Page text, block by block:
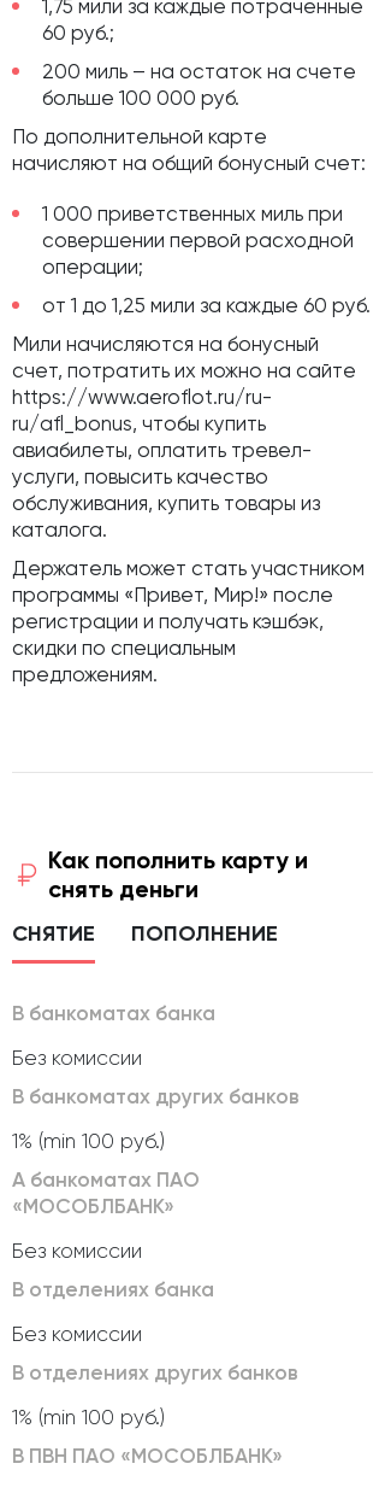
1,75 мили за каждые потраченные
60 руб.;
200 миль – на остаток на счете
больше 100 000 руб.
По дополнительной карте
начисляют на общий бонусный счет:
1 000 приветственных миль при
совершении первой расходной
операции;
от 1 до 1,25 мили за каждые 60 руб.
Мили начисляются на бонусный
счет, потратить их можно на сайте
https://www.aeroflot.ru/ru-
ru/afl_bonus, чтобы купить
авиабилеты, оплатить тревел-
услуги, повысить качество
обслуживания, купить товары из
каталога.
Держатель может стать участником
программы «Привет, Мир!» после
регистрации и получать кэшбэк,
скидки по специальным
предложениям.
Как пополнить карту и
снять деньги
СНЯТИЕ ПОПОЛНЕНИЕ
В банкоматах банка
Без комиссии
В банкоматах других банков
1% (min 100 руб.)
А банкоматах ПАО
«МОСОБЛБАНК»
Без комиссии
В отделениях банка
Без комиссии
В отделениях других банков
1% (min 100 руб.)
В ПВН ПАО «МОСОБЛБАНК»